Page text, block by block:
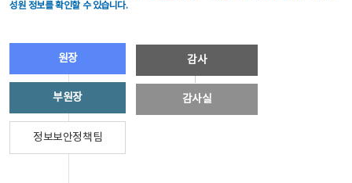
성원 정보를 확인할 수 있습니다.
원장
부원장
정보보안정책팀
감사
감사실